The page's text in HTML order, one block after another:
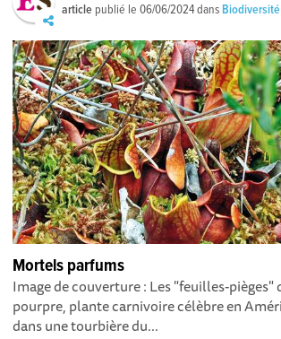
article publié le06/06/2024dans Biodiversité
Mortels parfums
Image de couverture : Les "feuilles-pièges"
pourpre, plante carnivoire célèbre en
dans une tourbière du...